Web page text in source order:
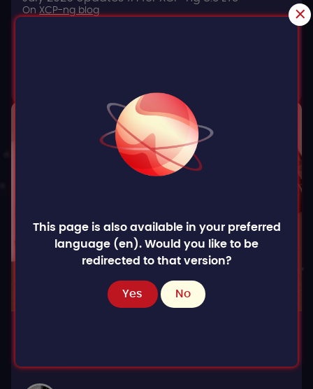
On XCP-ng blog
This page is also available in your preferred
language (en). Would you like to be
redirected to that version?
Yes No